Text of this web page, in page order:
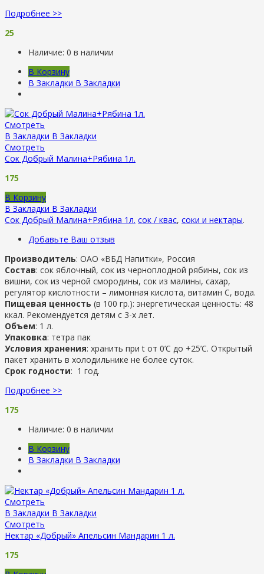
Подробнее >>
25
Наличие: 0 в наличии
В Корзину
В Закладки В Закладки
Смотреть
В Закладки В Закладки
Смотреть
Сок Добрый Малина+Рябина 1л.
175
В Корзину
В Закладки В Закладки
Сок Добрый Малина+Рябина 1л. сок / квас, соки и нектары.
Добавьте Ваш отзыв
Производитель: ОАО «ВБД Напитки», Россия
Состав: сок яблочный, сок из черноплодной рябины, сок из
вишни, сок из черной смородины, сок из малины, сахар,
регулятор кислотности – лимонная кислота, витамин С, вода.
Пищевая ценность (в 100 гр.): энергетическая ценность: 48
ккал. Рекомендуется детям с 3-х лет.
Объем: 1 л.
Упаковка: тетра пак
Условия хранения: хранить при t от 0’C до +25’C. Открытый
пакет хранить в холодильнике не более суток.
Срок годности: 1 год.
Подробнее >>
175
Наличие: 0 в наличии
В Корзину
В Закладки В Закладки
Смотреть
В Закладки В Закладки
Смотреть
Нектар «Добрый» Апельсин Мандарин 1 л.
175